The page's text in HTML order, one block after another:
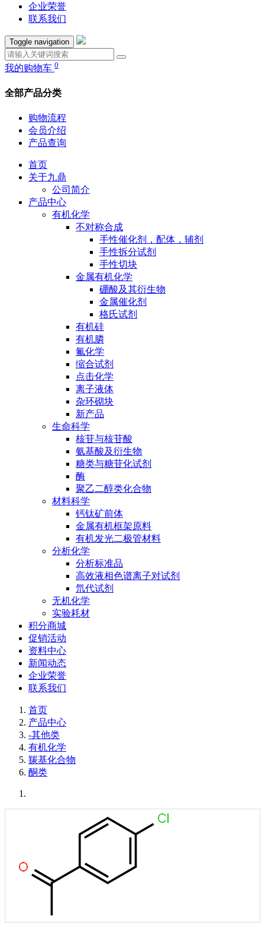
企业荣誉
联系我们
Toggle navigation
我的购物车 0
全部产品分类
购物流程
会员介绍
产品查询
首页
关于九鼎
公司简介
产品中心
有机化学
不对称合成
手性催化剂，配体，辅剂
手性拆分试剂
手性切块
金属有机化学
硼酸及其衍生物
金属催化剂
格氏试剂
有机硅
有机膦
氟化学
缩合试剂
点击化学
离子液体
杂环砌块
新产品
生命科学
核苷与核苷酸
氨基酸及衍生物
糖类与糖苷化试剂
酶
聚乙二醇类化合物
材料科学
钙钛矿前体
金属有机框架原料
有机发光二极管材料
分析化学
分析标准品
高效液相色谱离子对试剂
氘代试剂
无机化学
实验耗材
积分商城
促销活动
资料中心
新闻动态
企业荣誉
联系我们
首页
产品中心
-其他类
有机化学
羰基化合物
酮类